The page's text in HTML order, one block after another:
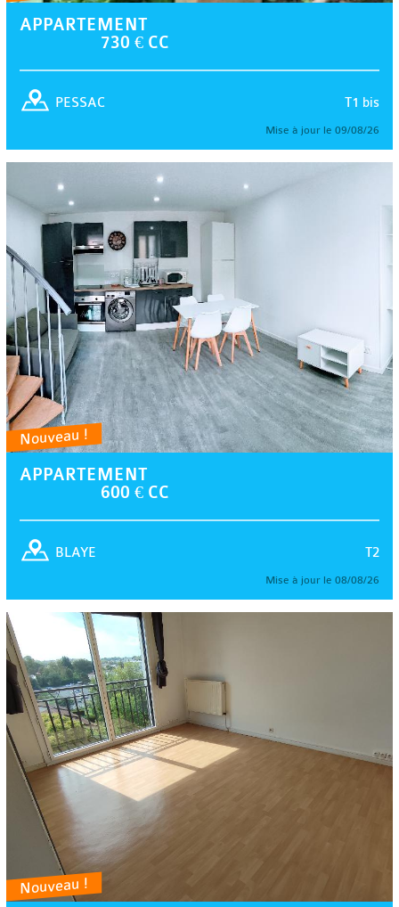
APPARTEMENT
730 € CC
T1 bis
PESSAC
Mise à jour le 09/08/26
Nouveau !
APPARTEMENT
600 € CC
T2
BLAYE
Mise à jour le 08/08/26
Nouveau !